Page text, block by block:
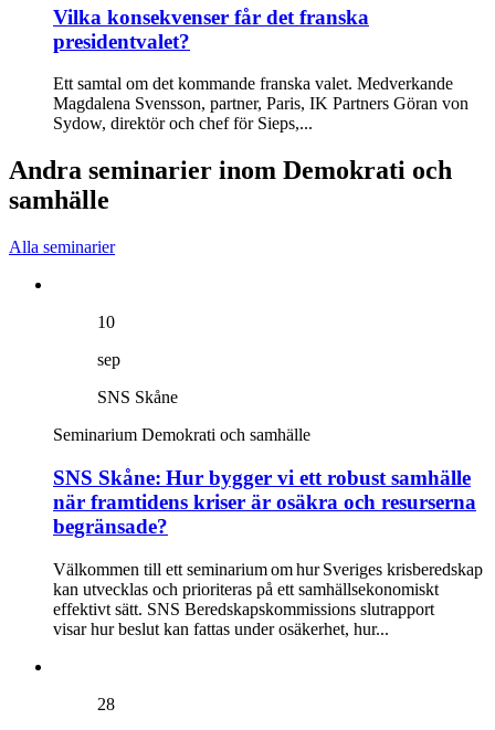
Vilka konsekvenser får det franska
presidentvalet?
Ett samtal om det kommande franska valet. Medverkande
Magdalena Svensson, partner, Paris, IK Partners Göran von
Sydow, direktör och chef för Sieps,...
Andra seminarier inom Demokrati och
samhälle
Alla seminarier
10
sep
SNS Skåne
Seminarium Demokrati och samhälle
SNS Skåne: Hur bygger vi ett robust samhälle
när framtidens kriser är osäkra och resurserna
begränsade?
Välkommen till ett seminarium om hur Sveriges krisberedskap
kan utvecklas och prioriteras på ett samhällsekonomiskt
effektivt sätt. SNS Beredskapskommissions slutrapport
visar hur beslut kan fattas under osäkerhet, hur...
28